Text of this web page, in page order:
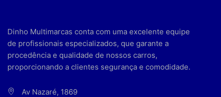
Dinho Multimarcas conta com uma excelente equipe
de profissionais especializados, que garante a
procedência e qualidade de nossos carros,
proporcionando a clientes segurança e comodidade.
Av Nazaré, 1869